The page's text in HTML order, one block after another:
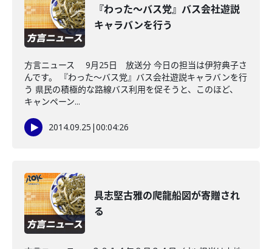
『わった～バス党』バス会社遊説
キャラバンを行う
方言ニュース 9月25日 放送分 今日の担当は伊狩典子さ
んです。 『わった～バス党』バス会社遊説キャラバンを行
う 県民の積極的な路線バス利用を促そうと、このほど、
キャンペーン...
2014.09.25 |00:04:26
具志堅古雅の爬龍船図が寄贈され
る